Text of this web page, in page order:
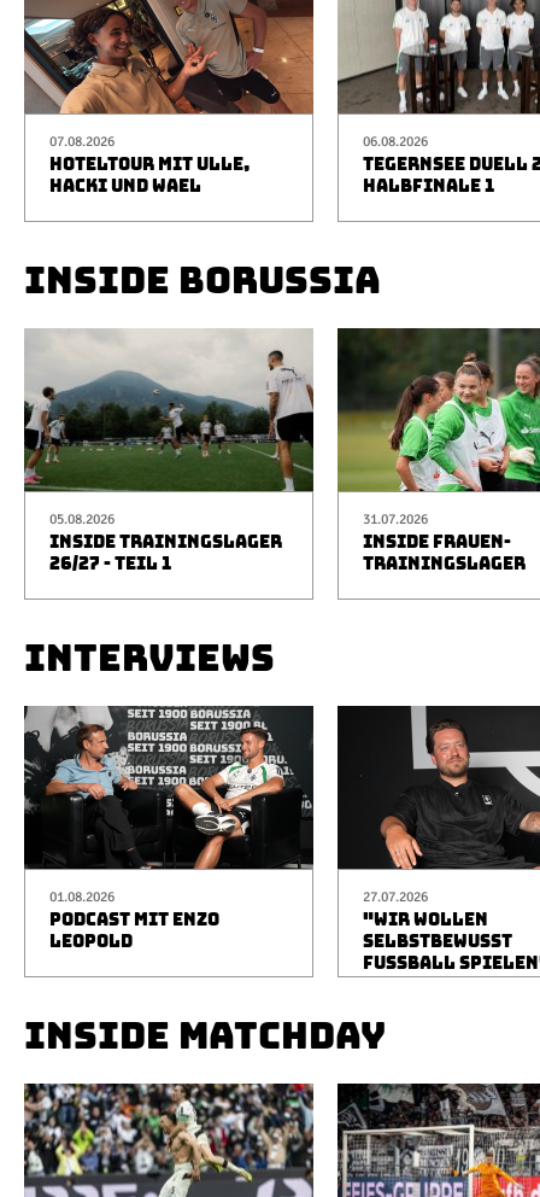
07.08.2026
HOTELTOUR MIT ULLE,
HACKI UND WAEL
06.08.2026
TEGERNSEE DUELL
HALBFINALE 1
INSIDE BORUSSIA
05.08.2026
INSIDE TRAININGSLAGER
26/27 - TEIL 1
31.07.2026
INSIDE FRAUEN-
TRAININGSLAGER
INTERVIEWS
01.08.2026
PODCAST MIT ENZO
LEOPOLD
27.07.2026
"WIR WOLLEN
SELBSTBEWUSST
FUSSBALL
INSIDE MATCHDAY